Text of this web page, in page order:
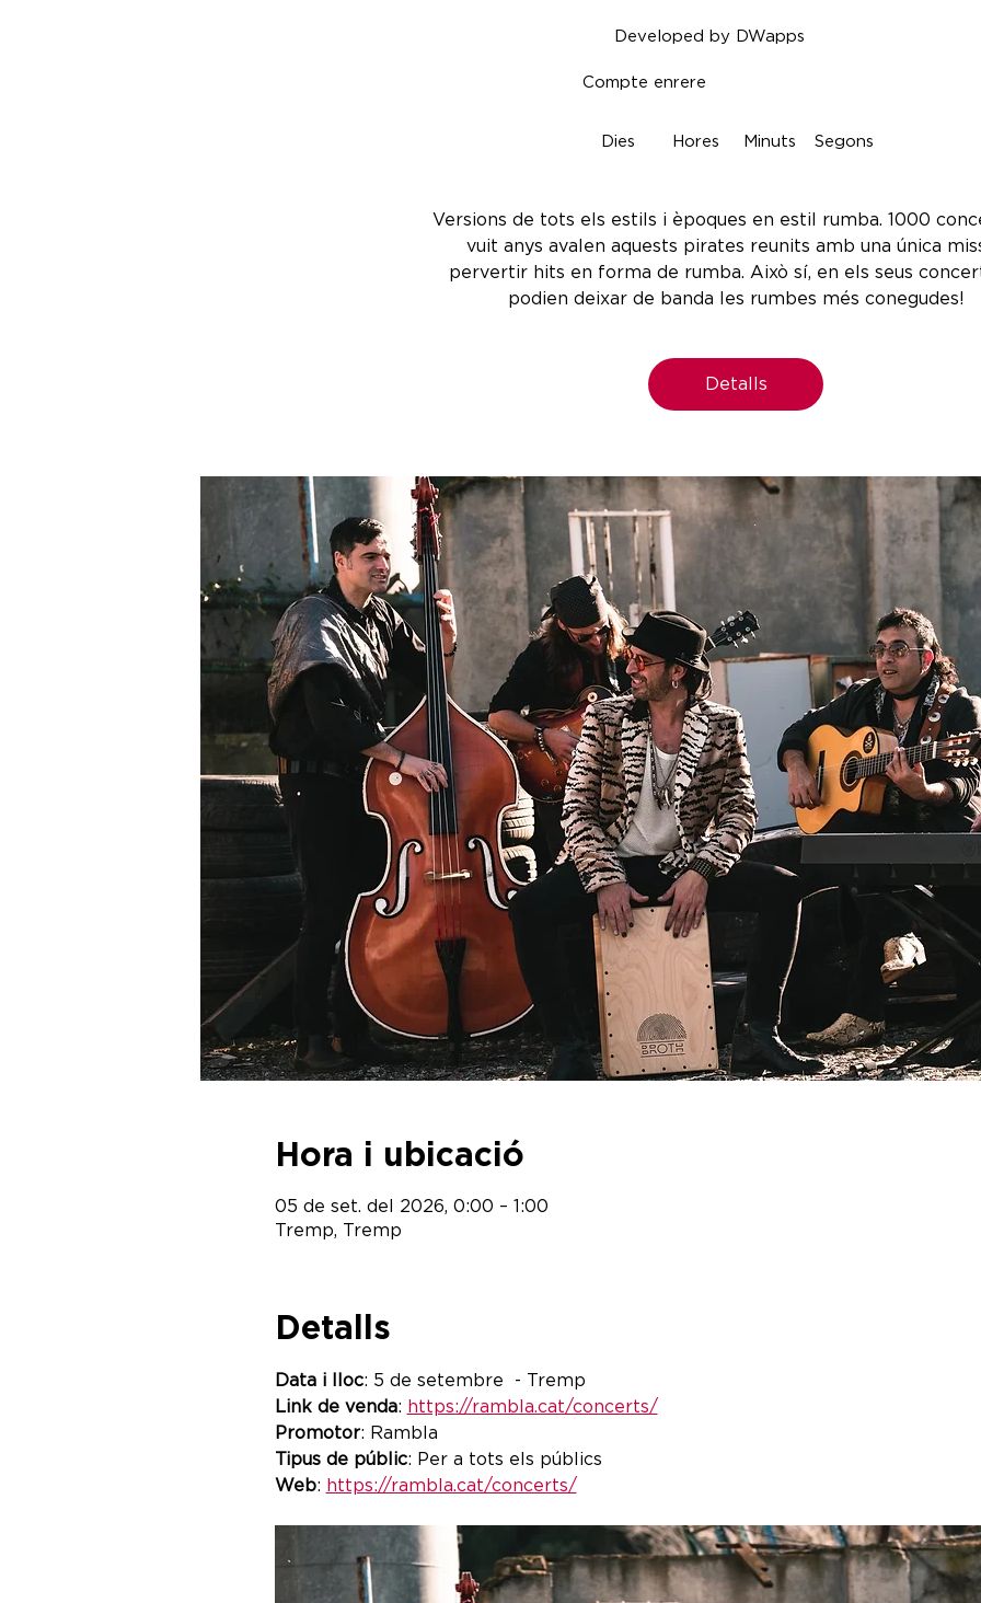
Segons
Minuts
Hores
Dies
Compte enrere
Developed by DWapps
Versions de tots els estils i èpoques en estil rumba. 1000
vuit anys avalen aquests pirates reunits amb una única
pervertir hits en forma de rumba. Això sí, en els seus
podien deixar de banda les rumbes més conegudes!
Detalls
Hora i ubicació
05 de set. del 2026, 0:00 – 1:00
Tremp, Tremp
Detalls
Data i lloc: 5 de setembre  - Tremp
Link de venda: https://rambla.cat/concerts/
Promotor: Rambla
Tipus de públic: Per a tots els públics
Web: https://rambla.cat/concerts/